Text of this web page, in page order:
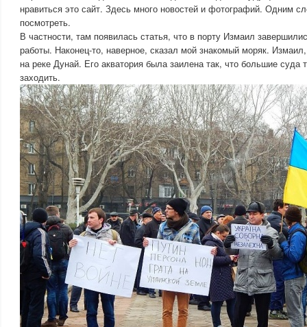
нравиться это сайт. Здесь много новостей и фотографий. Одним
посмотреть.
В частности, там появилась статья, что в порту Измаил
работы. Наконец-то, наверное, сказал мой знакомый моряк.
на реке Дунай. Его акватория была заилена так, что большие суда
заходить.